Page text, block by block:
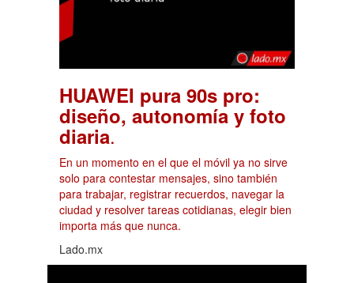
HUAWEI pura 90s pro:
diseño, autonomía y foto
diaria.
En un momento en el que el móvil ya no sirve
solo para contestar mensajes, sino también
para trabajar, registrar recuerdos, navegar la
ciudad y resolver tareas cotidianas, elegir bien
importa más que nunca.
Lado.mx